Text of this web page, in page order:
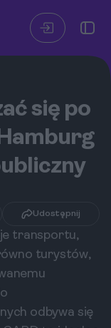
się po
Udostępnij
transportu,
turystów,
odbywa się